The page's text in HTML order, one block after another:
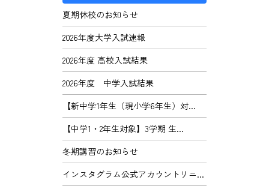
夏期休校のお知らせ
2026年度大学入試速報
2026年度 高校入試結果
2026年度 中学入試結果
【新中学1年生（現小学6年生）対...
【中学1・2年生対象】3学期 生...
冬期講習のお知らせ
インスタグラム公式アカウントリニ...